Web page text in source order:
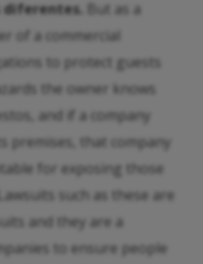
diferentes.
But as a
of a commercial
to protect guests
the owner knows
and if a company
premises, that company
for exposing those
such as these are
and they are a
to ensure people